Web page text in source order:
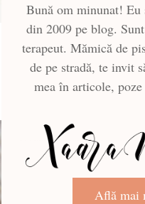
Bună om minunat! Eu
din 2009 pe blog.
terapeut. Mămică de
de pe stradă, te invit
mea în articole,
Află mai